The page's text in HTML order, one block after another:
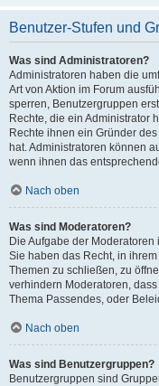
Benutzer-Stufen und
Was sind Administratoren?
Administratoren haben die
Art von Aktion im Forum
sperren, Benutzergruppen
Rechte, die ein Administrator
Rechte ihnen ein Gründer
hat. Administratoren können
wenn ihnen das
Nach oben
Was sind Moderatoren?
Die Aufgabe der
Sie haben das Recht, in
Themen zu schließen, zu
verhindern Moderatoren, dass
Thema Passendes, oder
Nach oben
Was sind Benutzergruppen?
Benutzergruppen sind